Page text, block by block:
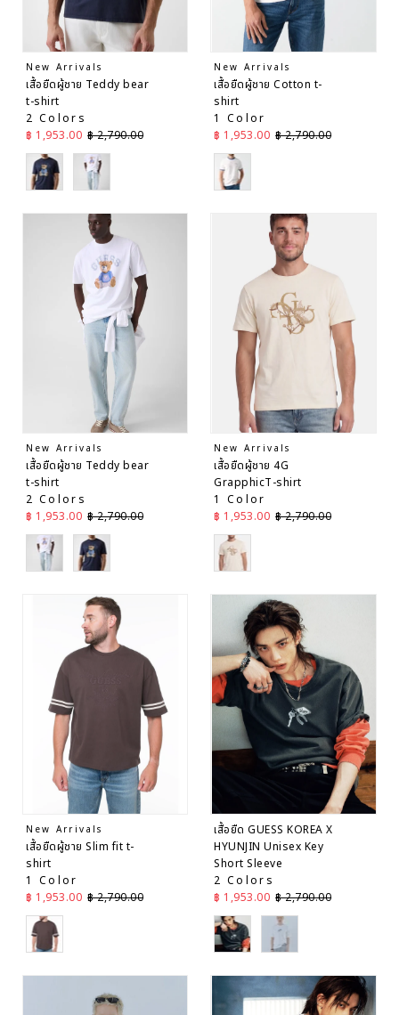
New Arrivals
เสื้อยืดผู้ชาย Teddy bear
t-shirt
2 Colors
ราคาลด
฿ 1,953.00 ราคาปกติ
฿ 2,790.00
Blue White
New Arrivals
เสื้อยืดผู้ชาย Cotton t-
shirt
1 Color
ราคาลด
฿ 1,953.00 ราคาปกติ
฿ 2,790.00
White
New Arrivals
เสื้อยืดผู้ชาย Teddy bear
t-shirt
2 Colors
ราคาลด
฿ 1,953.00 ราคาปกติ
฿ 2,790.00
White Blue
New Arrivals
เสื้อยืดผู้ชาย 4G
GrapphicT-shirt
1 Color
ราคาลด
฿ 1,953.00 ราคาปกติ
฿ 2,790.00
White
New Arrivals
เสื้อยืดผู้ชาย Slim fit t-
shirt
1 Color
ราคาลด
฿ 1,953.00 ราคาปกติ
฿ 2,790.00
Brown
เสื้อยืด GUESS KOREA X
HYUNJIN Unisex Key
Short Sleeve
2 Colors
ราคาลด
฿ 1,953.00 ราคาปกติ
฿ 2,790.00
Grey White